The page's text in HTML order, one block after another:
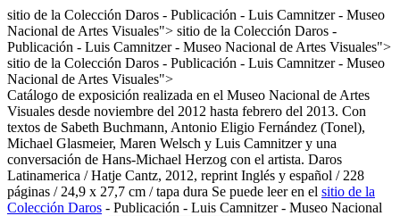
sitio de la Colección Daros - Publicación - Luis Camnitzer - Museo
Nacional de Artes Visuales"> sitio de la Colección Daros -
Publicación - Luis Camnitzer - Museo Nacional de Artes Visuales">
sitio de la Colección Daros - Publicación - Luis Camnitzer - Museo
Nacional de Artes Visuales">
Catálogo de exposición realizada en el Museo Nacional de Artes
Visuales desde noviembre del 2012 hasta febrero del 2013. Con
textos de Sabeth Buchmann, Antonio Eligio Fernández (Tonel),
Michael Glasmeier, Maren Welsch y Luis Camnitzer y una
conversación de Hans-Michael Herzog con el artista. Daros
Latinamerica / Hatje Cantz, 2012, reprint Inglés y español / 228
páginas / 24,9 x 27,7 cm / tapa dura Se puede leer en el sitio de la
Colección Daros - Publicación - Luis Camnitzer - Museo Nacional